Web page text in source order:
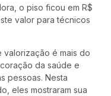
o piso ficou em R$
valor para técnicos
valorização é mais do
da saúde e
pessoas. Nesta
eles mostraram sua